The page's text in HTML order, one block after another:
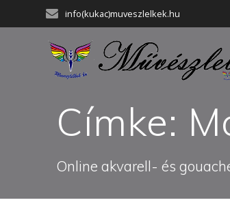
to
info(kukac)muveszlelkek.hu
Címke:
Online akvarell- és